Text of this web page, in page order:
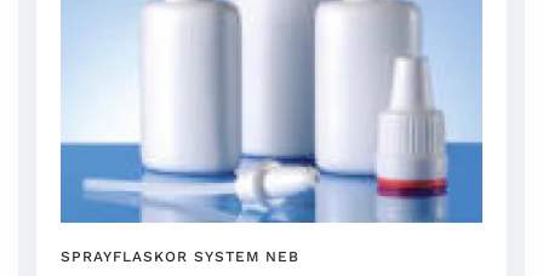
SPRAYFLASKOR SYSTEM NEB